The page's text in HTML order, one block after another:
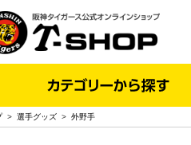
> 選手グッズ > 外野手